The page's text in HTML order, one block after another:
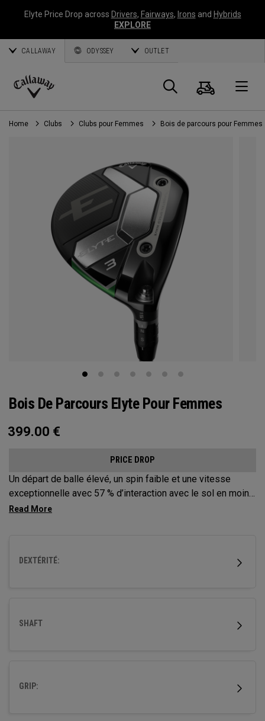
Elyte Price Drop across Drivers, Fairways, Irons and Hybrids
EXPLORE
CALLAWAY ODYSSEY OUTLET
Callaway
Golf
Panier
Home Clubs Clubs pour Femmes Bois de parcours pour Femmes
Bois De Parcours Elyte Pour Femmes
399.00 €
PRICE DROP
Un départ de balle élevé, un spin faible et une vitesse
exceptionnelle avec 57 % d’interaction avec le sol en moins.
Le design Step Sole unique de Callaway et la Tungsten
DEXTÉRITÉ:
SHAFT
GRIP: